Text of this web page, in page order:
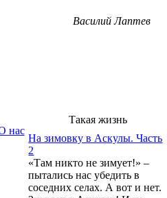
Василий Лаптев
Такая жизнь
На зимовку в Аскулы. Часть
2
«Там никто не зимует!» –
пытались нас убедить в
соседних селах. А вот и нет.
нас